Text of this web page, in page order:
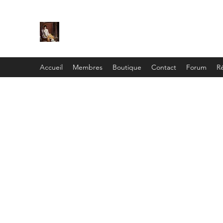
Accueil Membres Boutique Contact Forum